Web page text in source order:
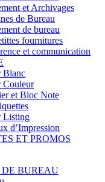
et Archivages
de Bureau
de bureau
fournitures
et communication
Blanc
Couleur
et Bloc Note
Listing
d’Impression
ET PROMOS
BUREAU